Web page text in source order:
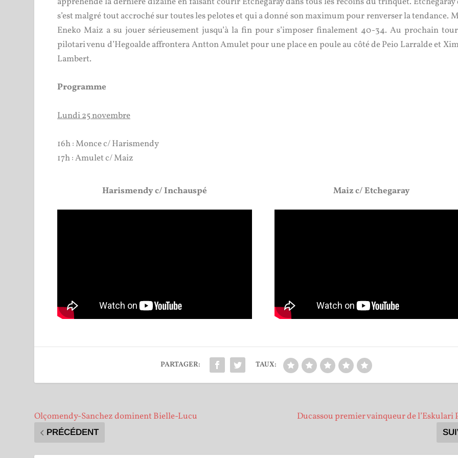
s’est malgré tout accroché sur toutes les pelotes et qui a donné son maximum pour renverser la tendance.
Eneko Maiz a su jouer sérieusement jusqu’à la fin pour s’imposer finalement 40-34. Au prochain
pilotari venu d’Hegoalde affrontera Antton Amulet pour une place en poule au côté de Peio Larralde et
Lambert.
Programme
Lundi 25 novembre
16h : Monce c/ Harismendy
17h : Amulet c/ Maiz
Harismendy c/ Inchauspé Maiz c/ Etchegaray
PARTAGER: TAUX:
Olçomendy-Sanchez dominent Bielle-Lucu
PRÉCÉDENT
Ducassou premier vainqueur de l’Eskulari